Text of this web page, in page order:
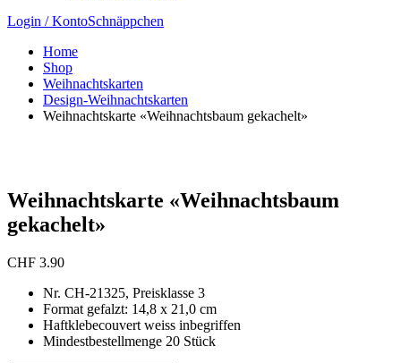
Login / KontoSchnäppchen
Home
Shop
Weihnachtskarten
Design-Weihnachtskarten
Weihnachtskarte «Weihnachtsbaum gekachelt»
Weihnachtskarte «Weihnachtsbaum
gekachelt»
CHF 3.90
Nr. CH-21325, Preisklasse 3
Format gefalzt: 14,8 x 21,0 cm
Haftklebecouvert weiss inbegriffen
Mindestbestellmenge 20 Stück